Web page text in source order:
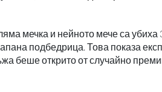
мечка и нейното мече са
подбедрица. Това показа
беше открито от случайно